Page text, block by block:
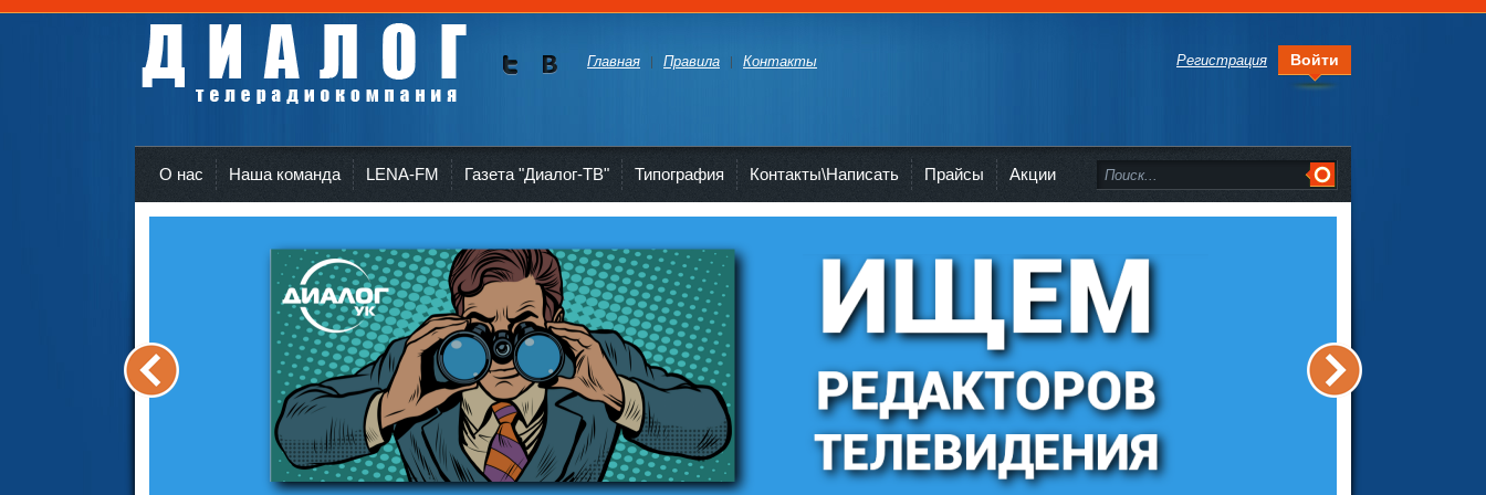
Регистрация Войти
Главная Правила Контакты
О нас Наша команда LENA-FM Газета "Диалог-ТВ" Типография Контакты\Написать Прайсы Акции